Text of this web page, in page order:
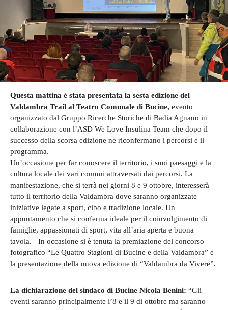
Questa mattina è stata presentata la sesta edizione del
Valdambra Trail al Teatro Comunale di Bucine, evento
organizzato dal Gruppo Ricerche Storiche di Badia Agnano in
collaborazione con l’ASD We Love Insulina Team che dopo il
successo della scorsa edizione ne riconfermano i percorsi e il
programma.
Un’occasione per far conoscere il territorio, i suoi paesaggi e la
cultura locale dei vari comuni attraversati dai percorsi. La
manifestazione, che si terrà nei giorni 8 e 9 ottobre, interesserà
tutto il territorio della Valdambra dove saranno organizzate
iniziative legate a sport, cibo e tradizione locale. Un
appuntamento che si conferma ideale per il coinvolgimento di
famiglie, appassionati di sport, vita all’aria aperta e buona
tavola. In occasione si è tenuta la premiazione del concorso
fotografico “Le Quattro Stagioni di Bucine e della Valdambra” e
la presentazione della nuova edizione di “Valdambra da Vivere”.
La dichiarazione del sindaco di Bucine Nicola Benini: “Gli
eventi saranno principalmente l’8 e il 9 di ottobre ma saranno